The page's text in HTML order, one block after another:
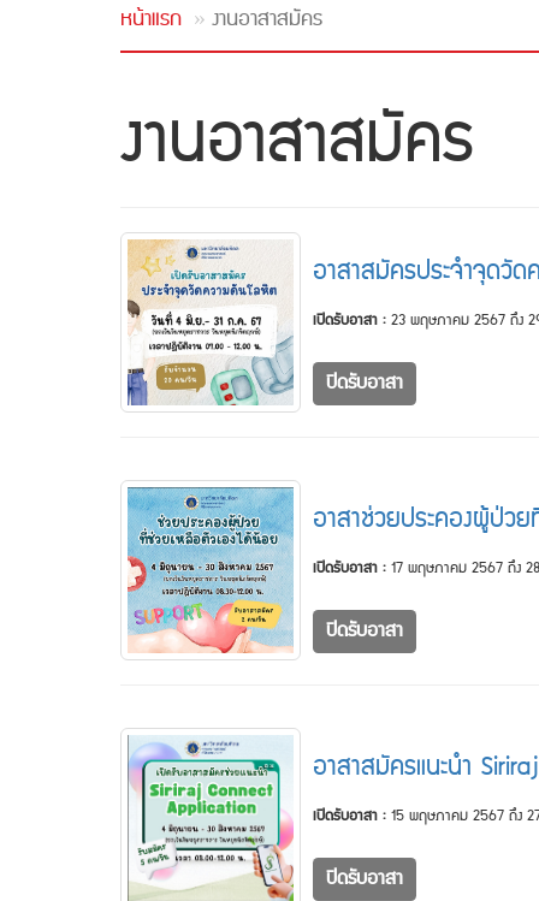
หน้าแรก งานอาสาสมัคร
งานอาสาสมัคร
อาสาสมัครประจำจุดวั
เปิดรับอาสา :23 พฤษภาคม 2567 ถึง
ปิดรับอาสา
อาสาช่วยประคองผู้ป่ว
เปิดรับอาสา :17 พฤษภาคม 2567 ถึง
ปิดรับอาสา
อาสาสมัครแนะนำ
เปิดรับอาสา :15 พฤษภาคม 2567 ถึง
ปิดรับอาสา